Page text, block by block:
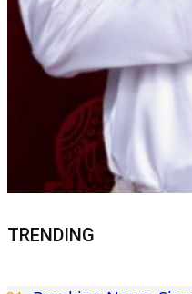
TRENDING